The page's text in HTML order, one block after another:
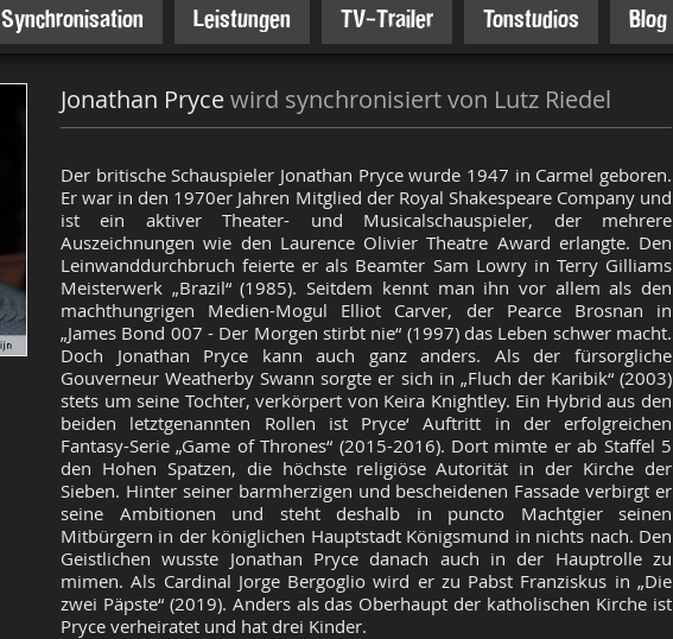
Synchronisation Leistungen TV-Trailer Tonstudios Blog
Jonathan Prycewird synchronisiert von Lutz Riedel
Der britische Schauspieler Jonathan Pryce wurde 1947 in Carmel geboren.
Er war in den 1970er Jahren Mitglied der Royal Shakespeare Company und
ist ein aktiver Theater- und Musicalschauspieler, der mehrere
Auszeichnungen wie den Laurence Olivier Theatre Award erlangte. Den
Leinwanddurchbruch feierte er als Beamter Sam Lowry in Terry Gilliams
Meisterwerk „Brazil“ (1985). Seitdem kennt man ihn vor allem als den
machthungrigen Medien-Mogul Elliot Carver, der Pearce Brosnan in
„James Bond 007 - Der Morgen stirbt nie“ (1997) das Leben schwer macht.
Doch Jonathan Pryce kann auch ganz anders. Als der fürsorgliche
Gouverneur Weatherby Swann sorgte er sich in „Fluch der Karibik“ (2003)
stets um seine Tochter, verkörpert von Keira Knightley. Ein Hybrid aus den
beiden letztgenannten Rollen ist Pryce‘ Auftritt in der erfolgreichen
Fantasy-Serie „Game of Thrones“ (2015-2016). Dort mimte er ab Staffel 5
den Hohen Spatzen, die höchste religiöse Autorität in der Kirche der
Sieben. Hinter seiner barmherzigen und bescheidenen Fassade verbirgt er
seine Ambitionen und steht deshalb in puncto Machtgier seinen
Mitbürgern in der königlichen Hauptstadt Königsmund in nichts nach. Den
Geistlichen wusste Jonathan Pryce danach auch in der Hauptrolle zu
mimen. Als Cardinal Jorge Bergoglio wird er zu Pabst Franziskus in „Die
zwei Päpste“ (2019). Anders als das Oberhaupt der katholischen Kirche ist
Pryce verheiratet und hat drei Kinder.